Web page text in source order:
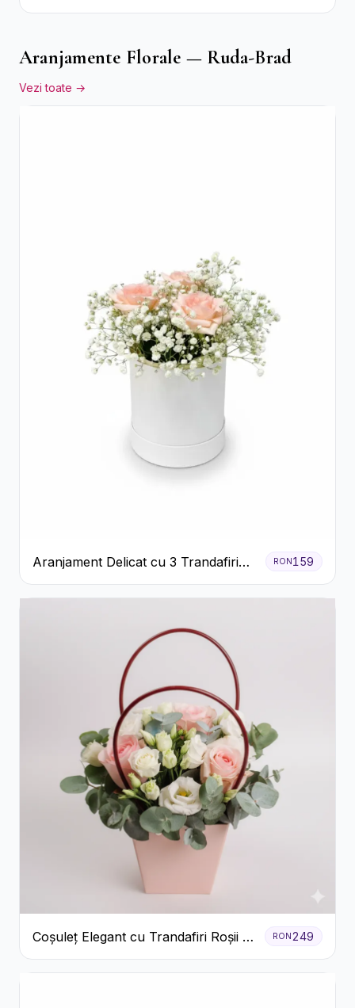
Roșii și Raffaello
Aranjamente Florale — Ruda-Brad
Vezi toate →
Aranjament Delicat cu 3 Trandafiri
Roz în Cutie Albă
RON159
Coșuleț Elegant cu Trandafiri Roșii și
Lisianthus Alb
RON249